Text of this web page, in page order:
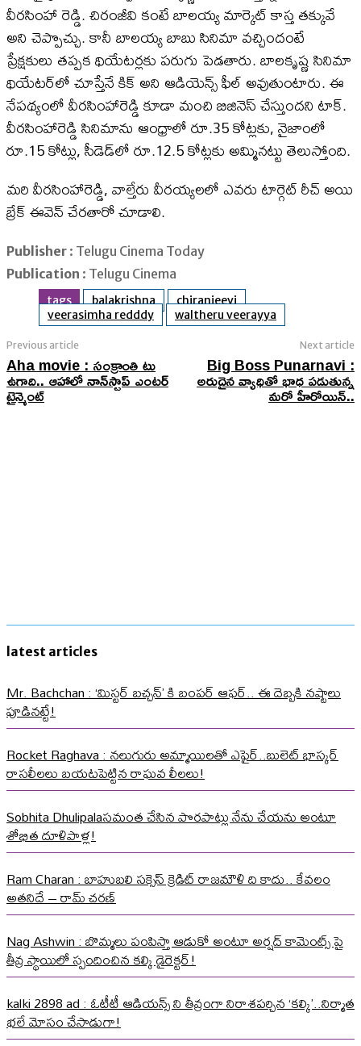
వీరసింహా రెడ్డి. చిరంజీవి కంటే బాలయ్య మార్కెట్ కాస్త తక్కువే
అని చెప్పొచ్చు. కానీ బాలయ్య బాబు సినిమా వచ్చిందంటే
ప్రేక్షకులు తప్పక థియేటర్లకు పరుగు పెడతారు. బాలకృష్ణ సినిమా
థియేటర్​లో చూస్తేనే కిక్ అని ఆడియెన్స్ ఫీల్ అవుతుంటారు. ఈ
నేపథ్యంలో వీరసింహారెడ్డి కూడా మంచి బిజినెస్ చేస్తుందని టాక్.
వీరసింహారెడ్డి సినిమాను ఆంధ్రాలో రూ.35 కోట్లకు, నైజాంలో
రూ.15 కోట్లు, సీడెడ్‌లో రూ.12.5 కోట్లకు అమ్మినట్టు తెలుస్తోంది.
మరి వీరసింహారెడ్డి, వాల్తేరు వీరయ్యలలో ఎవరు టార్గెట్ రీచ్ అయి
బ్రేక్ ఈవెన్ చేరతారో చూడాలి.
Publisher : Telugu Cinema Today
Publication : Telugu Cinema
tags balakrishna
chiranjeevi
veerasimha redddy
waltheru veerayya
Previous article
Aha movie : సంక్రాంతి టు
ఉగాది.. ఆహాలో నాన్​స్టాప్ ఎంటర్​
టైన్మెంట్​
Next article
Big Boss Punarnavi :
అరుదైన వ్యాధితో భాధ పడుతున్న
మరో హీరోయిన్..
latest articles
Mr. Bachchan : ‘మిస్టర్ బచ్చన్’ కి బంపర్ ఆఫర్.. ఈ దెబ్బకి నష్టాలు
పూడినట్టే!
Rocket Raghava : నలుగురు అమ్మాయిలతో ఎఫైర్..బులెట్ భాస్కర్
రాసలీలలు బయటపెట్టిన రాఘవ లీలలు!
Sobhita Dhulipalaసమంత చేసిన పొరపాట్లు నేను చేయను అంటూ
శోభిత దూళిపాళ్ల!
Ram Charan : బాహుబలి సక్సెస్ క్రెడిట్ రాజమౌళి ది కాదు.. కేవలం
అతనిదే – రామ్ చరణ్
Nag Ashwin : బొమ్మలు పంపిస్తా ఆడుకో అంటూ అర్షద్ కామెంట్స్ పై
తీవ్ర స్థాయిలో స్పందించిన కల్కి డైరెక్టర్!
kalki 2898 ad : ఓటీటీ ఆడియన్స్ ని తీవ్రంగా నిరాశపర్చిన ‘కల్కి’..నిర్మాత
భలే మోసం చేసాడుగా!